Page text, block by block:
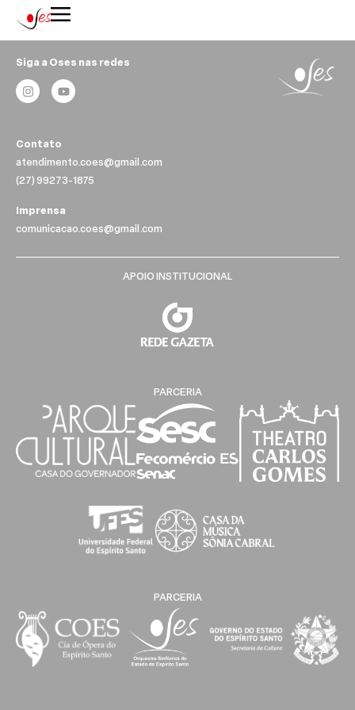
Siga a Oses nas redes
Contato
atendimento.coes@gmail.com
(27) 99273-1875
Imprensa
comunicacao.coes@gmail.com
APOIO INSTITUCIONAL
PARCERIA
PARCERIA